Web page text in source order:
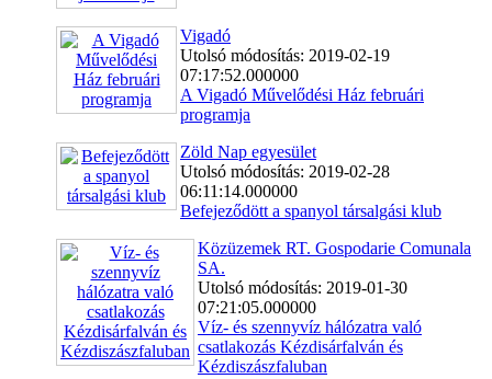
Vigadó
Utolsó módosítás: 2019-02-19
07:17:52.000000
A Vigadó Művelődési Ház februári
programja
Zöld Nap egyesület
Utolsó módosítás: 2019-02-28
06:11:14.000000
Befejeződött a spanyol társalgási klub
Közüzemek RT. Gospodarie Comunala
SA.
Utolsó módosítás: 2019-01-30
07:21:05.000000
Víz- és szennyvíz hálózatra való
csatlakozás Kézdisárfalván és
Kézdiszászfaluban